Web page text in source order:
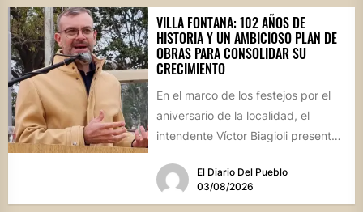
VILLA FONTANA: 102 AÑOS DE
HISTORIA Y UN AMBICIOSO PLAN DE
OBRAS PARA CONSOLIDAR SU
CRECIMIENTO
En el marco de los festejos por el
aniversario de la localidad, el
intendente Víctor Biagioli presentó
El Diario Del Pueblo
03/08/2026